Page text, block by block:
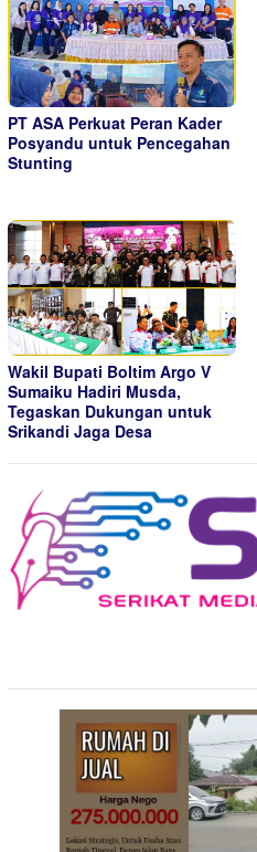
PT ASA Perkuat Peran Kader
Posyandu untuk Pencegahan
Stunting
Wakil Bupati Boltim Argo V
Sumaiku Hadiri Musda,
Tegaskan Dukungan untuk
Srikandi Jaga Desa